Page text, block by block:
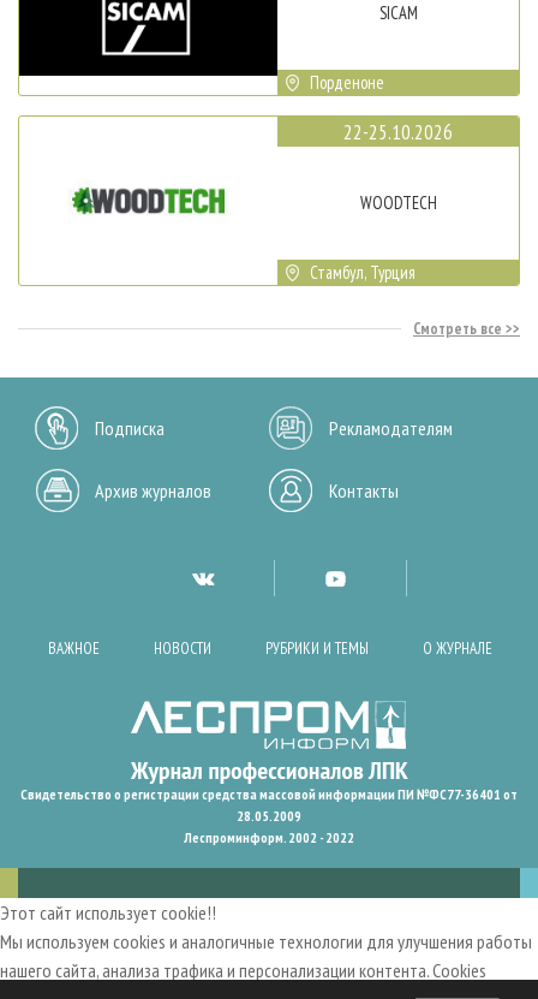
SICAM
Порденоне
22-25.10.2026
WOODTECH
Стамбул, Турция
Смотреть все
Подписка Рекламодателям
Архив журналов Контакты
ВАЖНОЕ НОВОСТИ РУБРИКИ И ТЕМЫ О ЖУРНАЛЕ
Свидетельство о регистрации средства массовой информации ПИ №ФС77-36401 от
28.05.2009
Леспроминформ. 2002 - 2022
Этот сайт использует cookie!!
Мы используем cookies и аналогичные технологии для улучшения работы
нашего сайта, анализа трафика и персонализации контента. Cookies